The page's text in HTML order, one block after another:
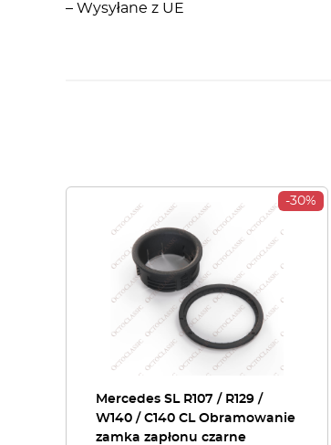
– Wysyłane z UE
-30%
Mercedes SL R107 / R129 /
W140 / C140 CL Obramowanie
zamka zapłonu czarne